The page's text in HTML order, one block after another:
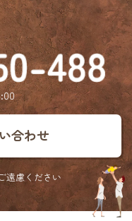
合わせ
遠慮ください